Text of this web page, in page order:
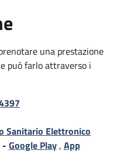
una prestazione
può farlo attraverso i
Sanitario Elettronico
- Google Play, App